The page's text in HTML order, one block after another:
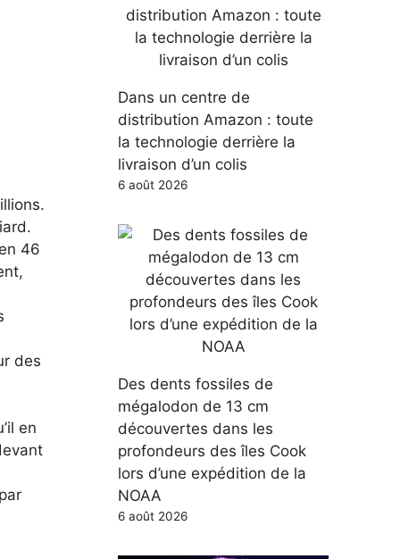
46
des
en
Dans un centre de
distribution Amazon : toute
la technologie derrière la
livraison d’un colis
6 août 2026
Des dents fossiles de
mégalodon de 13 cm
découvertes dans les
profondeurs des îles Cook
lors d’une expédition de la
NOAA
6 août 2026